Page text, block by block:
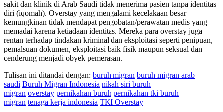
sakit dan klinik di Arab Saudi tidak menerima pasien tanpa identitas
diri (iqomah). Overstay yang mengalami kecelakaan besar
kemungkinan tidak mendapat pengobatan/perawatan medis yang
memadai karena ketiadaan identitas. Mereka para overstay juga
rentan terhadap tindakan kriminal dan eksploitasi seperti penipuan,
pemalsuan dokumen, eksploitasi baik fisik maupun seksual dan
cenderung menjadi obyek pemerasan.
Tulisan ini ditandai dengan: buruh migran buruh migran arab
saudi Buruh Migran Indonesia nikah siri buruh
migran overstay pernikahan buruh pernikahan tki buruh
migran tenaga kerja indonesia TKI Overstay